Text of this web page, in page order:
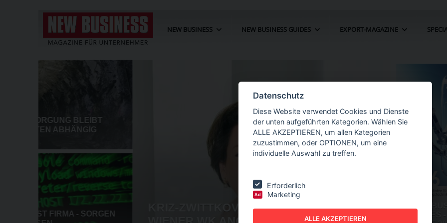
NEW BUSINESS NEW BUSINESS GUIDES EXPORT-MAGAZINE
KRIZ-ZWITTKOVITS ALS CHEFIN DER
GUIDES - AUTOMATION
Datenschutz
Diese Website verwendet Cookies und Dienste
der unten aufgeführten Kategorien. Wählen Sie
ALLE AKZEPTIEREN, um allen Kategorien
zuzustimmen, oder OPTIONEN, um eine
individuelle Auswahl zu treffen.
Erforderlich
Ad Marketing
ALLE AKZEPTIEREN